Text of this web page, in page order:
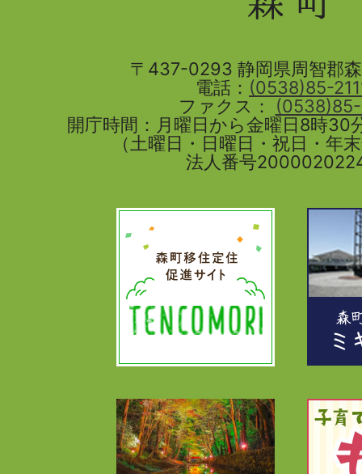
町
〒437-0293 静岡県周智郡
電話： (0538)85-
ファクス：
開庁時間：月曜日から金曜日8時30
（土曜日・日曜日・祝日・年
法人番号